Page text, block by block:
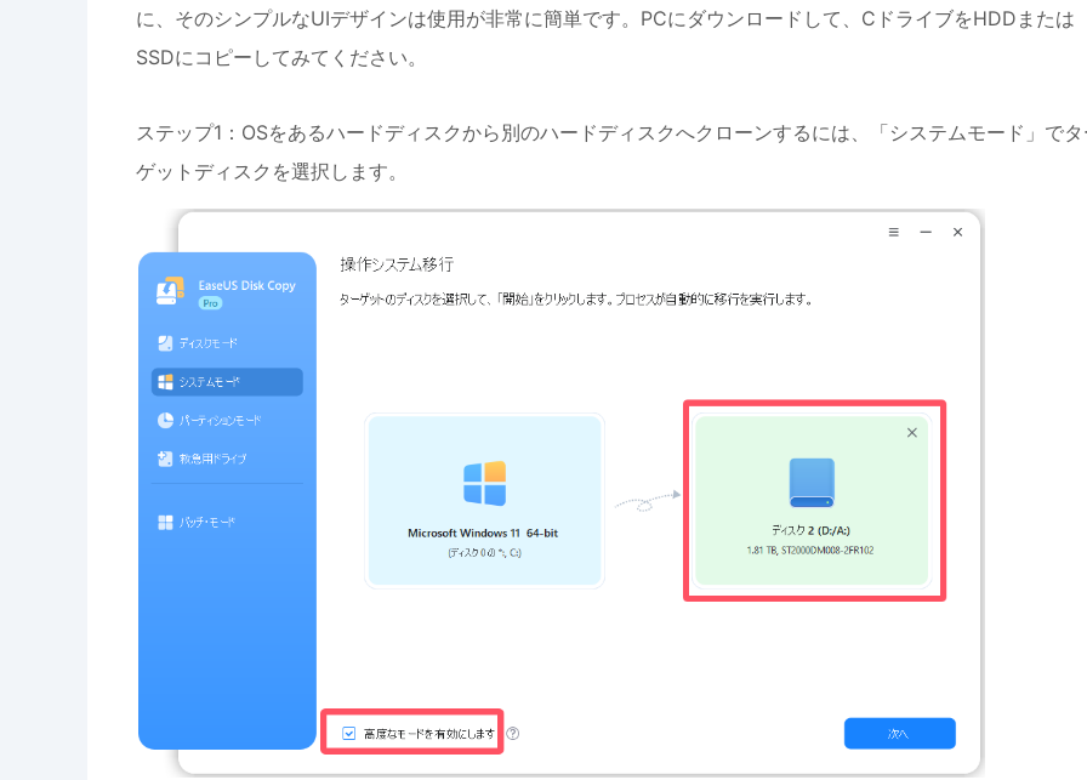
に、そのシンプルなUIデザインは使用が非常に簡単です。PCにダウンロードして、CドライブをHDDまたは
SSDにコピーしてみてください。
ステップ1：OSをあるハードディスクから別のハードディスクへクローンするには、「システムモード」でタ
ゲットディスクを選択します。